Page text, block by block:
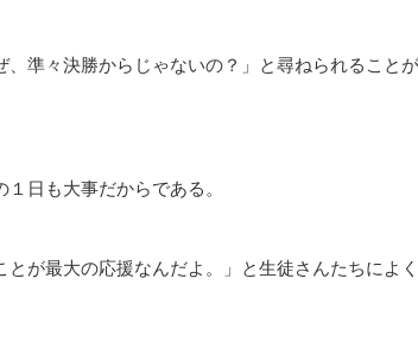
準々決勝からじゃないの？」と尋ねられること
日も大事だからである。
が最大の応援なんだよ。」と生徒さんたちによ